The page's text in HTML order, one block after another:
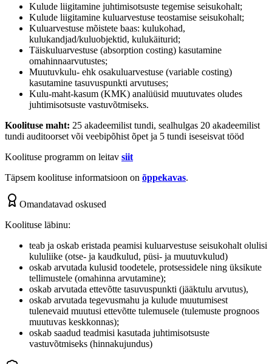
Kulude liigitamine juhtimisotsuste tegemise seisukohalt;
Kulude liigitamine kuluarvestuse teostamise seisukohalt;
Kuluarvestuse mõistete baas: kulukohad,
kulukandjad/kuluobjektid, kulukäiturid;
Täiskuluarvestuse (absorption costing) kasutamine
omahinnaarvutustes;
Muutuvkulu- ehk osakuluarvestuse (variable costing)
kasutamine tasuvuspunkti arvutuses;
Kulu-maht-kasum (KMK) analüüsid muutuvates oludes
juhtimisotsuste vastuvõtmiseks.
Koolituse maht: 25 akadeemilist tundi, sealhulgas 20 akadeemilist
tundi auditoorset või veebipõhist õpet ja 5 tundi iseseisvat tööd
Koolituse programm on leitav siit
Täpsem koolituse informatsioon on õppekavas.
Omandatavad oskused
Koolituse läbinu:
teab ja oskab eristada peamisi kuluarvestuse seisukohalt olulisi
kululiike (otse- ja kaudkulud, püsi- ja muutuvkulud)
oskab arvutada kulusid toodetele, protsessidele ning üksikute
tellimustele (omahinna arvutamine);
oskab arvutada ettevõtte tasuvuspunkti (jääktulu arvutus),
oskab arvutada tegevusmahu ja kulude muutumisest
tulenevaid muutusi ettevõtte tulemusele (tulemuste prognoos
muutuvas keskkonnas);
oskab saadud teadmisi kasutada juhtimisotsuste
vastuvõtmiseks (hinnakujundus)